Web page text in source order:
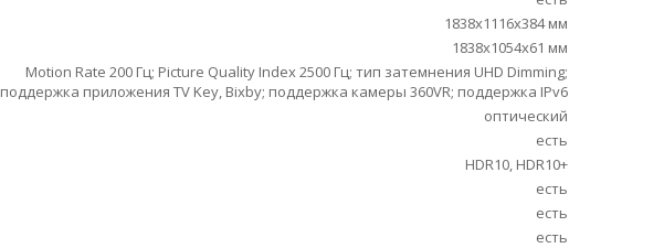
1838x1116x384 мм
1838x1054x61 мм
Motion Rate 200 Гц; Picture Quality Index 2500 Гц; тип затемнения UHD Dimming;
поддержка приложения TV Key, Bixby; поддержка камеры 360VR; поддержка IPv6
оптический
есть
HDR10, HDR10+
есть
есть
есть